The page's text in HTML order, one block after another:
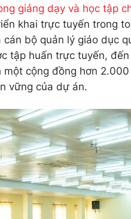
giảng dạy và học tập
khai trực tuyến trong
bộ quản lý giáo dục
tập huấn trực tuyến,
cộng đồng hơn
vững của dự án.